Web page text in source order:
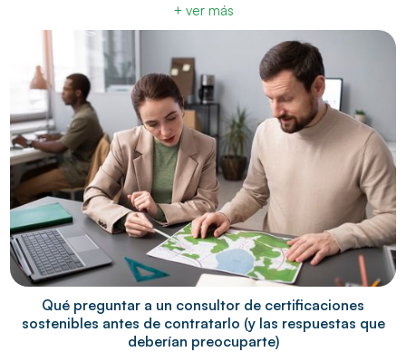
+ ver más
Qué preguntar a un consultor de certificaciones
sostenibles antes de contratarlo (y las respuestas que
deberían preocuparte)